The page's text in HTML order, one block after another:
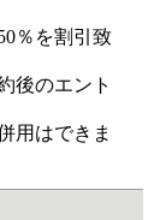
％を割引致
後のエント
用はできま